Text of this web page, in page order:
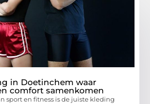
in Doetinchem waar
comfort samenkomen
sport en fitness is de juiste kleding